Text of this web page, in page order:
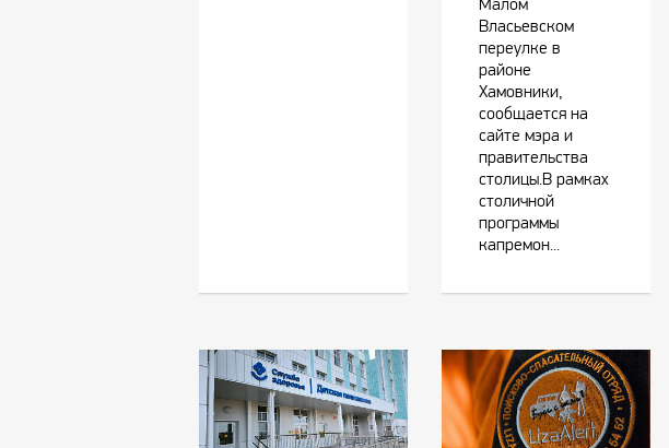
Малом
Власьевском
переулке в
районе
Хамовники,
сообщается на
сайте мэра и
правительства
столицы.В рамках
столичной
программы
капремон...